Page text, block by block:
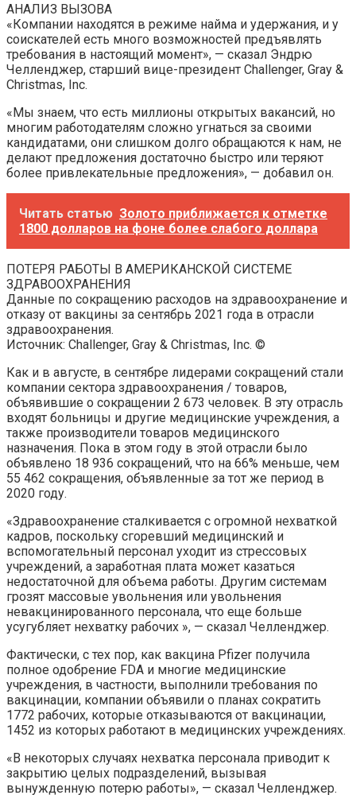
АНАЛИЗ ВЫЗОВА
«Компании находятся в режиме найма и удержания, и у
соискателей есть много возможностей предъявлять
требования в настоящий момент», — сказал Эндрю
Челленджер, старший вице-президент Challenger, Gray &
Christmas, Inc.
«Мы знаем, что есть миллионы открытых вакансий, но
многим работодателям сложно угнаться за своими
кандидатами, они слишком долго обращаются к нам, не
делают предложения достаточно быстро или теряют
более привлекательные предложения», — добавил он.
Читать статью Золото приближается к отметке
1800 долларов на фоне более слабого доллара
ПОТЕРЯ РАБОТЫ В АМЕРИКАНСКОЙ СИСТЕМЕ
ЗДРАВООХРАНЕНИЯ
Данные по сокращению расходов на здравоохранение и
отказу от вакцины за сентябрь 2021 года в отрасли
здравоохранения.
Источник: Challenger, Gray & Christmas, Inc. ©
Как и в августе, в сентябре лидерами сокращений стали
компании сектора здравоохранения / товаров,
объявившие о сокращении 2 673 человек. В эту отрасль
входят больницы и другие медицинские учреждения, а
также производители товаров медицинского
назначения. Пока в этом году в этой отрасли было
объявлено 18 936 сокращений, что на 66% меньше, чем
55 462 сокращения, объявленные за тот же период в
2020 году.
«Здравоохранение сталкивается с огромной нехваткой
кадров, поскольку сгоревший медицинский и
вспомогательный персонал уходит из стрессовых
учреждений, а заработная плата может казаться
недостаточной для объема работы. Другим системам
грозят массовые увольнения или увольнения
невакцинированного персонала, что еще больше
усугубляет нехватку рабочих », — сказал Челленджер.
Фактически, с тех пор, как вакцина Pfizer получила
полное одобрение FDA и многие медицинские
учреждения, в частности, выполнили требования по
вакцинации, компании объявили о планах сократить
1772 рабочих, которые отказываются от вакцинации,
1452 из которых работают в медицинских учреждениях.
«В некоторых случаях нехватка персонала приводит к
закрытию целых подразделений, вызывая
вынужденную потерю работы», — сказал Челленджер.